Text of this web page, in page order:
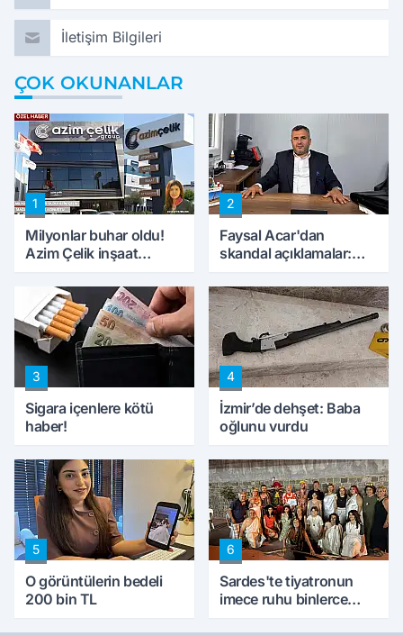
İletişim Bilgileri
ÇOK OKUNANLAR
1
Milyonlar buhar oldu!
Azim Çelik inşaat
konuştu
2
Faysal Acar'dan
skandal açıklamalar:
peynircilerimizi de
kıskaca aldı, müdahale
ettik'
3
Sigara içenlere kötü
haber!
4
İzmir’de dehşet: Baba
oğlunu vurdu
5
O görüntülerin bedeli
200 bin TL
6
Sardes'te tiyatronun
imece ruhu binlerce